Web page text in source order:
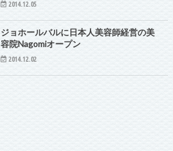
2014.12.05
ジョホールバルに日本人美容師経営の美
容院Nagomiオープン
2014.12.02